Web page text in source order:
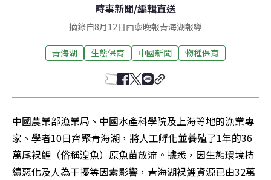
時事新聞/編輯直送
摘錄自8月12日西寧晚報青海湖報導
青海湖 生態保育 中國新聞 物種保育
中國農業部漁業局、中國水產科學院及上海等地的漁業專
家、學者10日齊聚青海湖，將人工孵化並養殖了1年的36
萬尾裸鯉（俗稱湟魚）原魚苗放流。據悉，因生態環境持
續惡化及人為干擾等因素影響，青海湖裸鯉資源已由32萬